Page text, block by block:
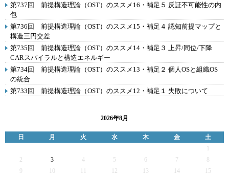
第737回 前提構造理論（OST）のススメ16・補足５ 反証不可能性の内
包
第736回 前提構造理論（OST）のススメ15・補足４ 認知前提マップと
構造三円交差
第735回 前提構造理論（OST）のススメ14・補足３ 上昇/同位/下降
CARスパイラルと構造エネルギー
第734回 前提構造理論（OST）のススメ13・補足２ 個人OSと組織OS
の統合
第733回 前提構造理論（OST）のススメ12・補足１ 失敗について
2026年8月
日 月 火 水 木 金
土
2
3 4 5 6 7
9
12 13 14
15